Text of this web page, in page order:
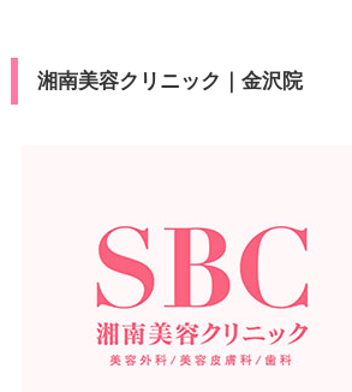
湘南美容クリニック｜金沢院